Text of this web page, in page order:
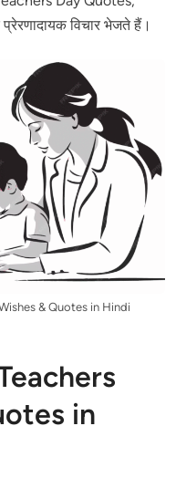
विचार भेजते हैं।
& Quotes in Hindi
in